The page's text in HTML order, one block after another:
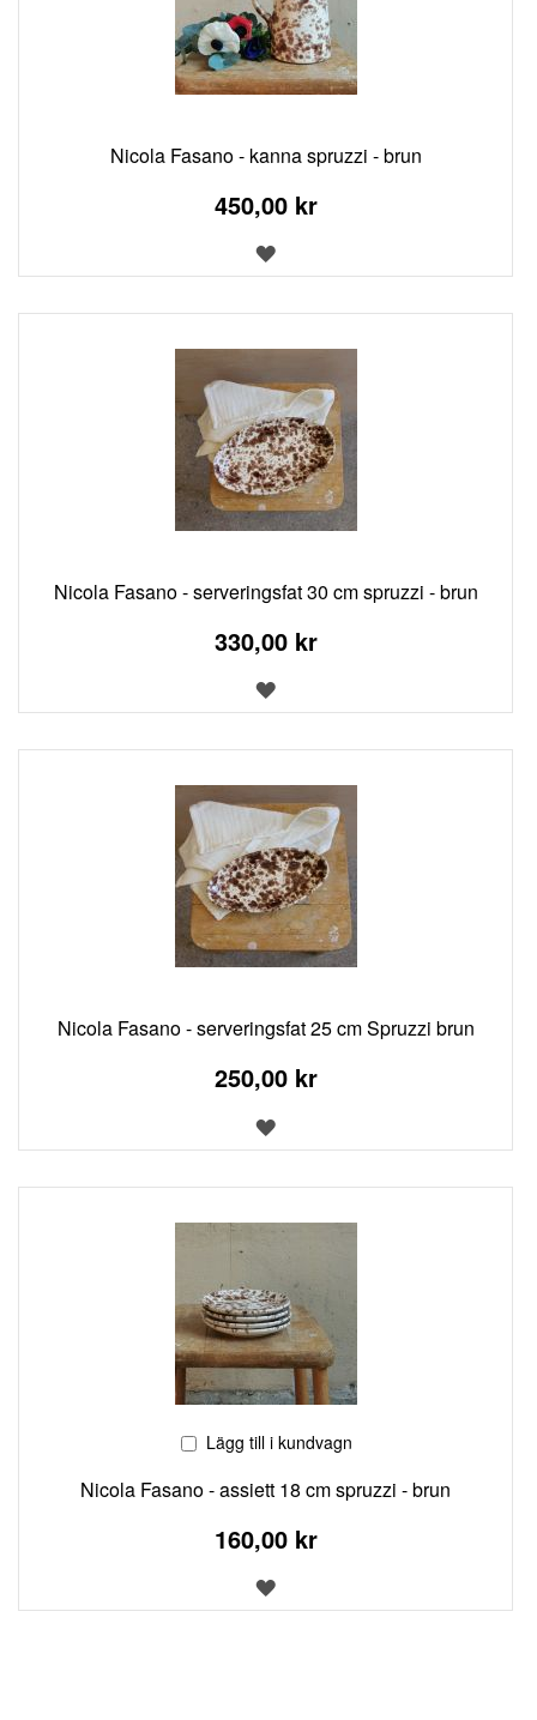
Nicola Fasano - kanna spruzzi - brun
450,00 kr
LÄGG
TILL
Nicola Fasano - serveringsfat 30 cm spruzzi - brun
330,00 kr
LÄGG
TILL
Nicola Fasano - serveringsfat 25 cm Spruzzi brun
250,00 kr
LÄGG
TILL
ÖNSKELISTA
Nicola Fasano - assiett 18 cm spruzzi - brun
160,00 kr
Lägg till i kundvagn
LÄGG
TILL